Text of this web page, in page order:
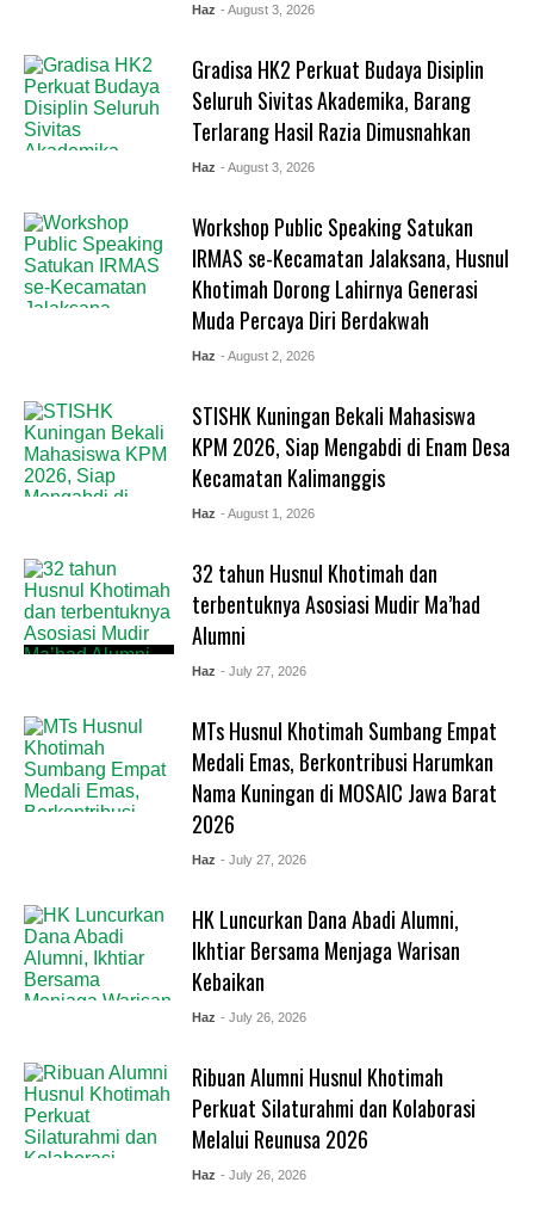
Haz - August 3, 2026
Gradisa HK2 Perkuat Budaya Disiplin
Seluruh Sivitas Akademika, Barang
Terlarang Hasil Razia Dimusnahkan
Haz - August 3, 2026
Workshop Public Speaking Satukan
IRMAS se-Kecamatan Jalaksana, Husnul
Khotimah Dorong Lahirnya Generasi
Muda Percaya Diri Berdakwah
Haz - August 2, 2026
STISHK Kuningan Bekali Mahasiswa
KPM 2026, Siap Mengabdi di Enam Desa
Kecamatan Kalimanggis
Haz - August 1, 2026
32 tahun Husnul Khotimah dan
terbentuknya Asosiasi Mudir Ma’had
Alumni
Haz - July 27, 2026
MTs Husnul Khotimah Sumbang Empat
Medali Emas, Berkontribusi Harumkan
Nama Kuningan di MOSAIC Jawa Barat
2026
Haz - July 27, 2026
HK Luncurkan Dana Abadi Alumni,
Ikhtiar Bersama Menjaga Warisan
Kebaikan
Haz - July 26, 2026
Ribuan Alumni Husnul Khotimah
Perkuat Silaturahmi dan Kolaborasi
Melalui Reunusa 2026
Haz - July 26, 2026